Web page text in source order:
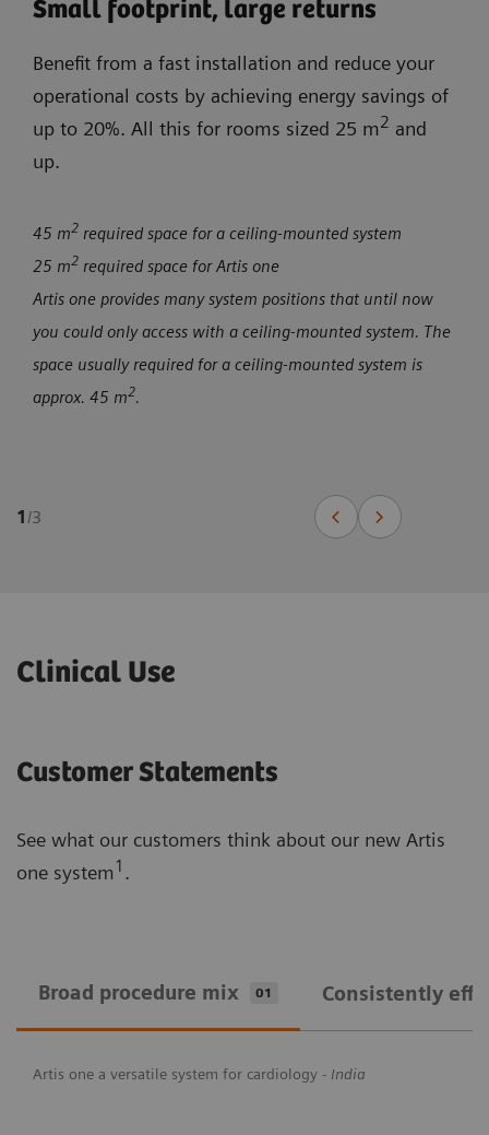
Small footprint, large returns
Benefit from a fast installation and reduce your
operational costs by achieving energy savings of
up to 20%. All this for rooms sized 25 m2 and
up.
45 m2 required space for a ceiling-mounted system
25 m2 required space for Artis one
Artis one provides many system positions that until now
you could only access with a ceiling-mounted system. The
space usually required for a ceiling-mounted system is
approx. 45 m2.
1/3
Clinical Use
Customer Statements
See what our customers think about our new Artis
one system 1 .
Broad procedure mix 01 Consistently
Artis one a versatile system for cardiology - India